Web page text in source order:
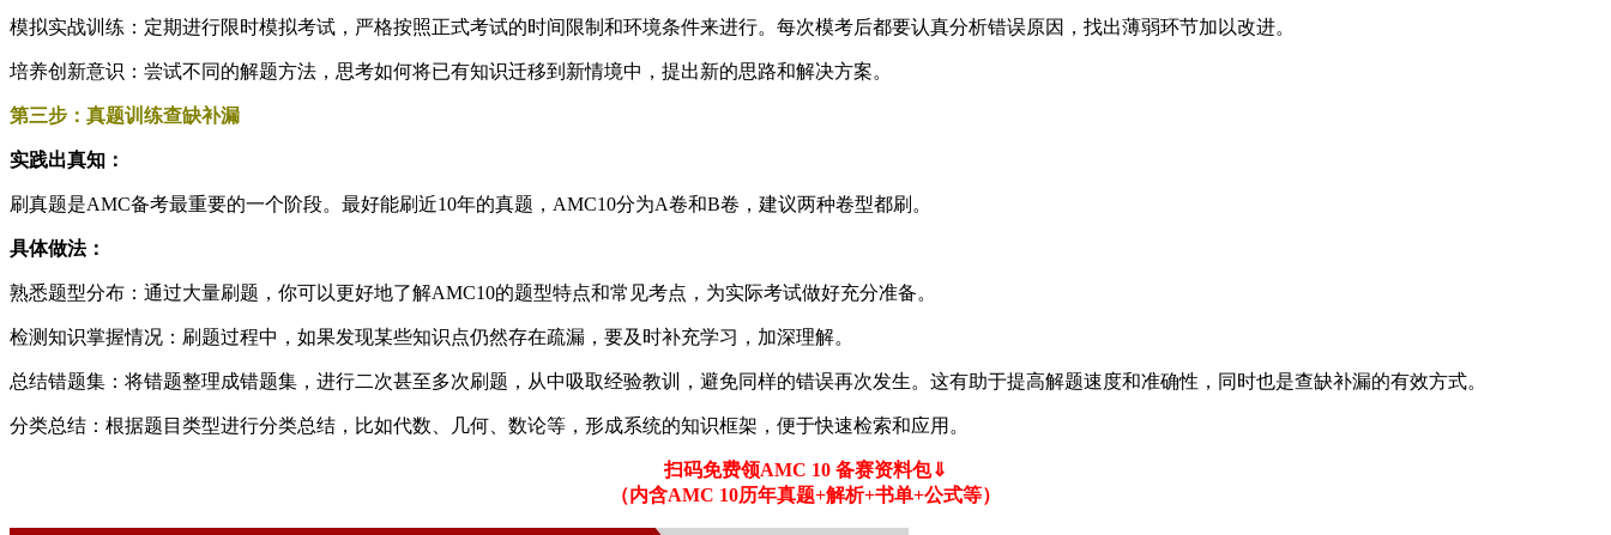
模拟实战训练：定期进行限时模拟考试，严格按照正式考试的时间限制和环境条件来进行。每次模考后都要认真分析错误原因，找出薄弱环节加以改进。
培养创新意识：尝试不同的解题方法，思考如何将已有知识迁移到新情境中，提出新的思路和解决方案。
第三步：真题训练查缺补漏
实践出真知：
刷真题是AMC备考最重要的一个阶段。最好能刷近10年的真题，AMC10分为A卷和B卷，建议两种卷型都刷。
具体做法：
熟悉题型分布：通过大量刷题，你可以更好地了解AMC10的题型特点和常见考点，为实际考试做好充分准备。
检测知识掌握情况：刷题过程中，如果发现某些知识点仍然存在疏漏，要及时补充学习，加深理解。
总结错题集：将错题整理成错题集，进行二次甚至多次刷题，从中吸取经验教训，避免同样的错误再次发生。这有助于提高解题速度和准确性，同时也是查缺补漏的有效方式。
分类总结：根据题目类型进行分类总结，比如代数、几何、数论等，形成系统的知识框架，便于快速检索和应用。
扫码免费领AMC 10 备赛资料包⇓
（内含AMC 10历年真题+解析+书单+公式等）